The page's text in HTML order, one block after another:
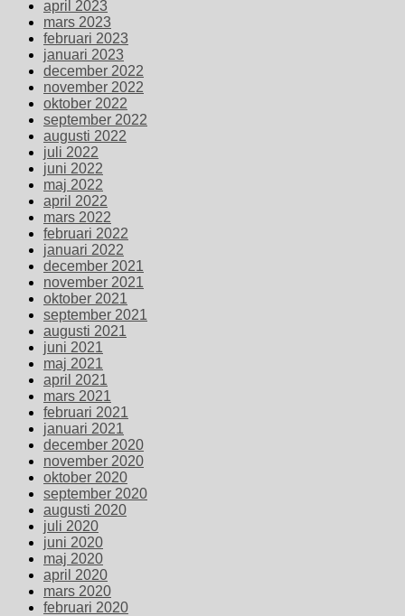
april 2023
mars 2023
februari 2023
januari 2023
december 2022
november 2022
oktober 2022
september 2022
augusti 2022
juli 2022
juni 2022
maj 2022
april 2022
mars 2022
februari 2022
januari 2022
december 2021
november 2021
oktober 2021
september 2021
augusti 2021
juni 2021
maj 2021
april 2021
mars 2021
februari 2021
januari 2021
december 2020
november 2020
oktober 2020
september 2020
augusti 2020
juli 2020
juni 2020
maj 2020
april 2020
mars 2020
februari 2020